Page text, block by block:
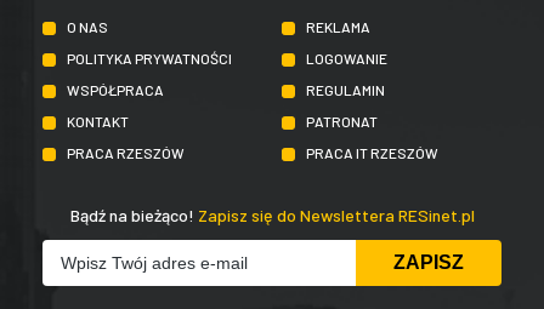
O NAS
REKLAMA
POLITYKA PRYWATNOŚCI
LOGOWANIE
WSPÓŁPRACA
REGULAMIN
KONTAKT
PATRONAT
PRACA RZESZÓW
PRACA IT RZESZÓW
Bądź na bieżąco! Zapisz się do Newslettera RESinet.pl